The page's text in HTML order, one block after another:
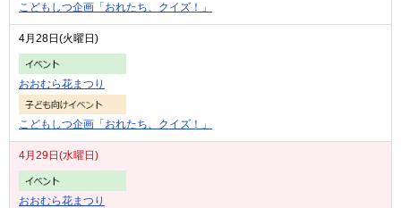
こどもしつ企画「おれたち、クイズ！」
4月28日(火曜日)
おおむら花まつり
こどもしつ企画「おれたち、クイズ！」
4月29日(水曜日)
おおむら花まつり